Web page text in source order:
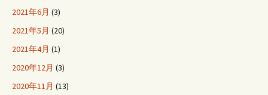
2021年6月 (3)
2021年5月 (20)
2021年4月 (1)
2020年12月 (3)
2020年11月 (13)